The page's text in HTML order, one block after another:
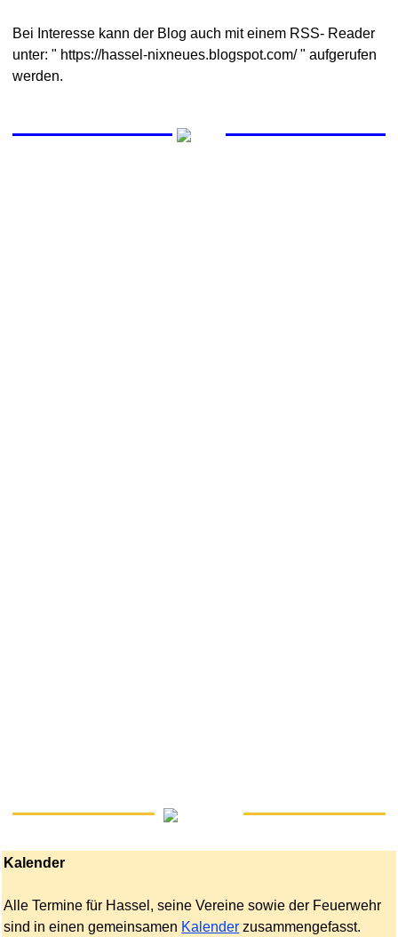
Bei Interesse kann der Blog auch mit einem RSS- Reader
unter: " https://hassel-nixneues.blogspot.com/ " aufgerufen
werden.
Kalender
Alle Termine für Hassel, seine Vereine sowie der Feuerwehr
sind in einen gemeinsamen Kalender zusammengefasst.